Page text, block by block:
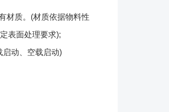
材质。(材质依据物料性
表面处理要求);
动、空载启动)